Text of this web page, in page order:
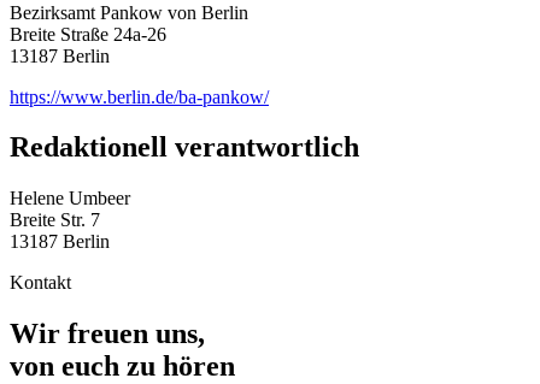
Bezirksamt Pankow von Berlin
Breite Straße 24a-26
13187 Berlin
https://www.berlin.de/ba-pankow/
Redaktionell verantwortlich
Helene Umbeer
Breite Str. 7
13187 Berlin
Kontakt
Wir freuen uns,
von euch zu hören